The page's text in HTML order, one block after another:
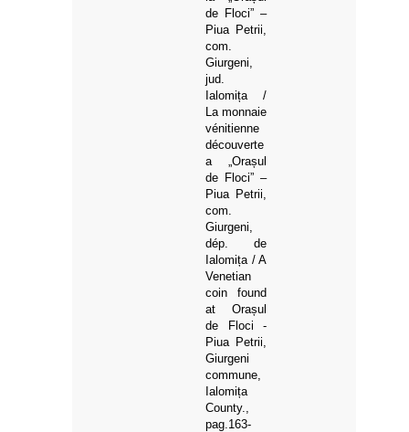
de Floci” –
Piua Petrii,
com.
Giurgeni,
jud.
Ialomița /
La monnaie
vénitienne
découverte
a „Orașul
de Floci” –
Piua Petrii,
com.
Giurgeni,
dép. de
Ialomița / A
Venetian
coin found
at Orașul
de Floci -
Piua Petrii,
Giurgeni
commune,
Ialomița
County.,
pag.163-